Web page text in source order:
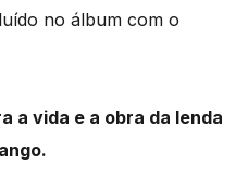
no álbum com o
a vida e a obra da lenda